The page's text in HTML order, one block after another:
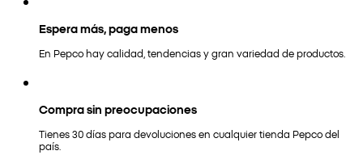
Espera más, paga menos
En Pepco hay calidad, tendencias y gran variedad de productos.
Compra sin preocupaciones
Tienes 30 días para devoluciones en cualquier tienda Pepco del
país.